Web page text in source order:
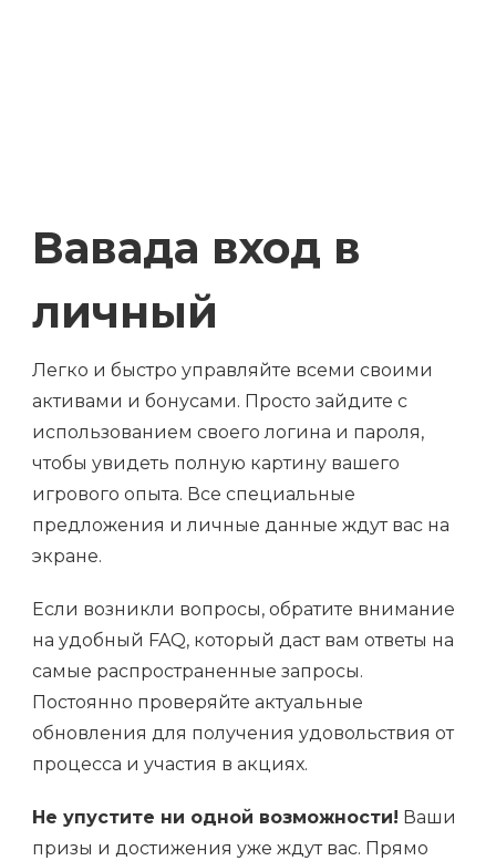
Вавада вход в
личный
Легко и быстро управляйте всеми своими
активами и бонусами. Просто зайдите с
использованием своего логина и пароля,
чтобы увидеть полную картину вашего
игрового опыта. Все специальные
предложения и личные данные ждут вас на
экране.
Если возникли вопросы, обратите внимание
на удобный FAQ, который даст вам ответы на
самые распространенные запросы.
Постоянно проверяйте актуальные
обновления для получения удовольствия от
процесса и участия в акциях.
Не упустите ни одной возможности! Ваши
призы и достижения уже ждут вас. Прямо